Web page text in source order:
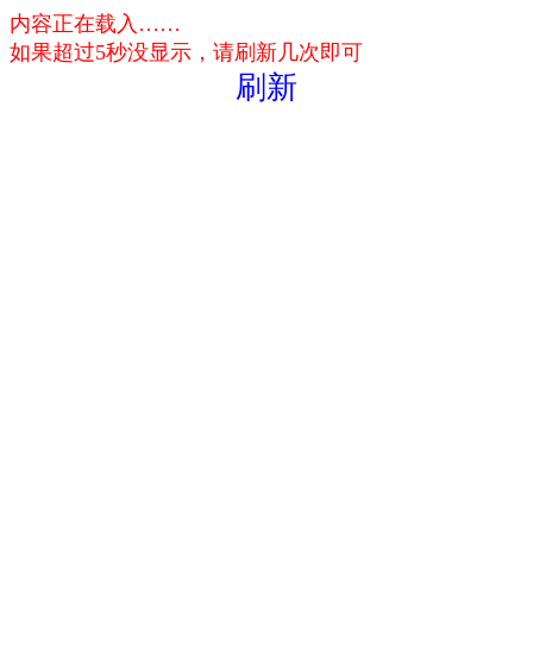
内容正在载入……
如果超过5秒没显示，请刷新几次即可
刷新